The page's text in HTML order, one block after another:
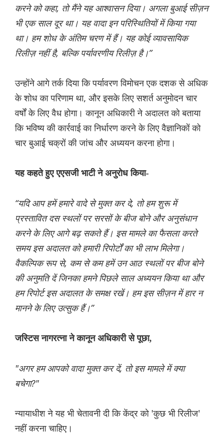
करने को कहा, तो मैंने यह आश्वासन दिया। अगला बुआई सीज़न
भी एक साल दूर था। यह वादा इन परिस्थितियों में किया गया
था। हम शोध के अंतिम चरण में हैं। यह कोई व्यावसायिक
रिलीज़ नहीं है, बल्कि पर्यावरणीय रिलीज़ है।”
उन्होंने आगे तर्क दिया कि पर्यावरण विमोचन एक दशक से अधिक
के शोध का परिणाम था, और इसके लिए सशर्त अनुमोदन चार
वर्षों के लिए वैध होगा। कानून अधिकारी ने अदालत को बताया
कि भविष्य की कार्रवाई का निर्धारण करने के लिए वैज्ञानिकों को
चार बुआई चक्रों की जांच और अध्ययन करना होगा।
यह कहते हुए एएसजी भाटी ने अनुरोध किया-
“यदि आप हमें हमारे वादे से मुक्त कर दे, तो हम शुरू में
प्रस्तावित दस स्थलों पर सरसों के बीज बोने और अनुसंधान
करने के लिए आगे बढ़ सकते हैं। इस मामले का फैसला करते
समय इस अदालत को हमारी रिपोर्टों का भी लाभ मिलेगा।
वैकल्पिक रूप से, कम से कम हमें उन आठ स्थलों पर बीज बोने
की अनुमति दें जिनका हमने पिछले साल अध्ययन किया था और
हम रिपोर्ट इस अदालत के समक्ष रखें। हम इस सीज़न में हार न
मानने के लिए उत्सुक हैं।”
जस्टिस नागरत्ना ने कानून अधिकारी से पूछा,
"अगर हम आपको वादा मुक्त कर दें, तो इस मामले में क्या
बचेगा?"
न्यायाधीश ने यह भी चेतावनी दी कि केंद्र को 'कुछ भी रिलीज'
नहीं करना चाहिए।